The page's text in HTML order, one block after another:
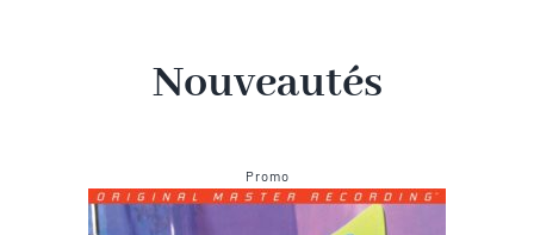
Nouveautés
PromoProduit
en
promotion